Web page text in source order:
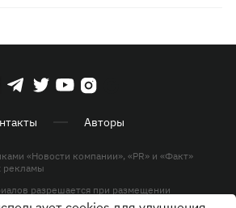
Авторы
«Новости компании», «PR» и «Факт»
рекламы
разрешается при размещении
на KP.UA в первом абзаце.